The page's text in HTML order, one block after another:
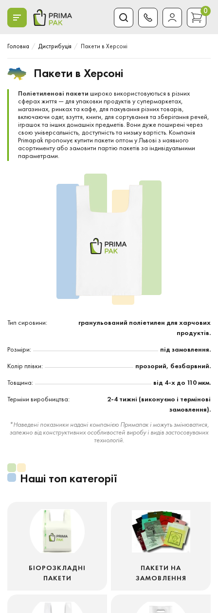
0
Головна Дистрибуція Пакети в Херсоні
Пакети в Херсоні
Поліетиленові пакети широко використовуються в різних
сферах життя — для упаковки продуктів у супермаркетах,
магазинах, ринках та кафе, для пакування різних товарів,
включаючи одяг, взуття, книги, для сортування та зберігання речей,
іграшок та інших домашніх предметів. Вони дуже поширені через
свою універсальність, доступність та низьку вартість. Компанія
Primapak пропонує купити пакети оптом у Львові з наявного
асортименту або замовити партію пакетів за індивідуальними
параметрами.
Тип сировини:
гранульований поліетилен для харчових
продуктів.
Розміри:
під замовлення.
Колір плівки:
прозорий, безбарвний.
Товщина:
від 4-х до 110 мкм.
Терміни виробництва:
2-4 тижні (виконуємо і термінові
замовлення).
*Наведені показники надані компанією Примапак і можуть змінюватися,
залежно від конструктивних особливостей виробу і видів застосовуваних
технологій.
Наші топ категорії
БІОРОЗКЛАДНІ
ПАКЕТИ
ПАКЕТИ НА
ЗАМОВЛЕННЯ